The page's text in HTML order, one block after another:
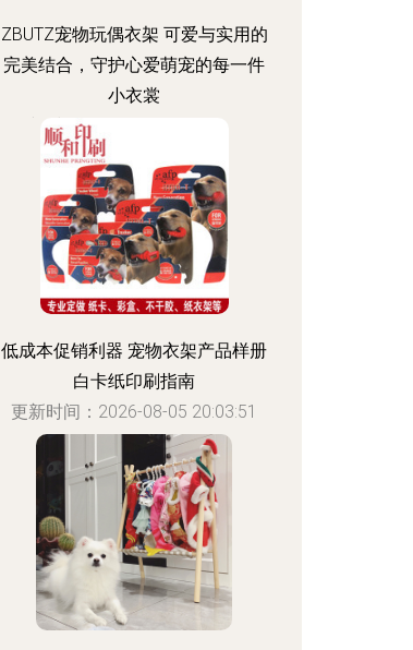
ZBUTZ宠物玩偶衣架 可爱与实用的
完美结合，守护心爱萌宠的每一件
小衣裳
更新时间：2026-08-05 11:39:49
低成本促销利器 宠物衣架产品样册
白卡纸印刷指南
更新时间：2026-08-05 20:03:51